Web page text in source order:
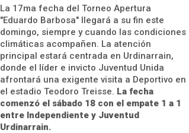
La 17ma fecha del Torneo Apertura
"Eduardo Barbosa" llegará a su fin este
domingo, siempre y cuando las condiciones
climáticas acompañen. La atención
principal estará centrada en Urdinarrain,
donde el líder e invicto Juventud Unida
afrontará una exigente visita a Deportivo en
el estadio Teodoro Treisse. La fecha
comenzó el sábado 18 con el empate 1 a 1
entre Independiente y Juventud
Urdinarrain.